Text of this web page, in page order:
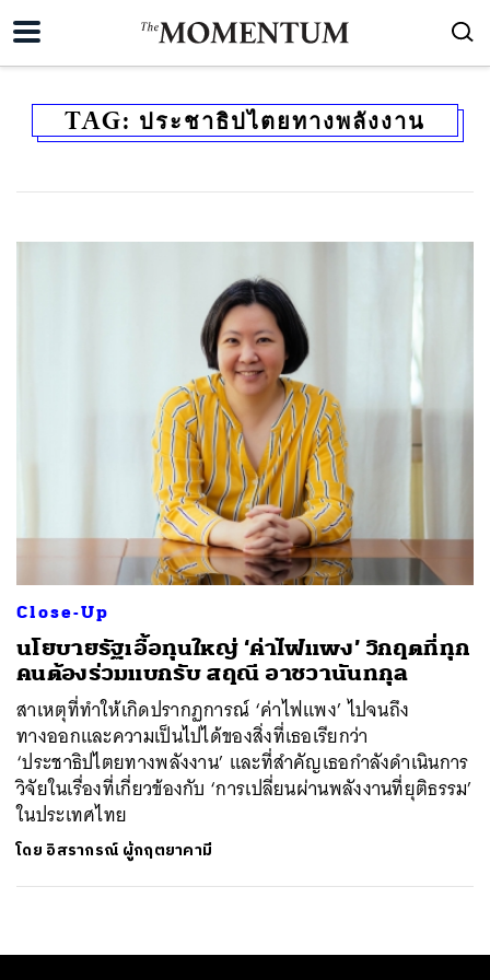
TAG: ประชาธิปไตยทางพลังงาน
Close-Up
นโยบายรัฐเอื้อทุนใหญ่ ‘ค่าไฟแพง’ วิกฤตที่ทุก
คนต้องร่วมแบกรับ สฤณี อาชวานันทกุล
สาเหตุที่ทำให้เกิดปรากฏการณ์ ‘ค่าไฟแพง’ ไปจนถึง
ทางออกและความเป็นไปได้ของสิ่งที่เธอเรียกว่า
‘ประชาธิปไตยทางพลังงาน’ และที่สำคัญเธอกำลังดำเนินการ
วิจัยในเรื่องที่เกี่ยวข้องกับ ‘การเปลี่ยนผ่านพลังงานที่ยุติธรรม’
ในประเทศไทย
โดย อิสรากรณ์ ผู้กฤตยาคามี
SHARE TWEET LINE EMAIL